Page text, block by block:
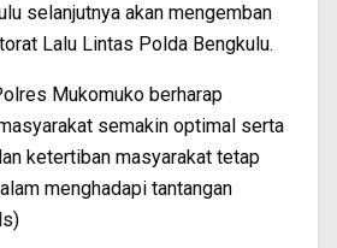
selanjutnya akan mengemban
Lalu Lintas Polda Bengkulu.
Mukomuko berharap
semakin optimal serta
ketertiban masyarakat tetap
menghadapi tantangan